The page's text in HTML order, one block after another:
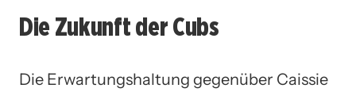
Die Zukunft der Cubs
Die Erwartungshaltung gegenüber Caissie